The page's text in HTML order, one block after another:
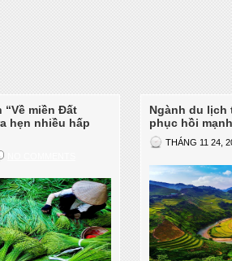
miền Đất
hẹn nhiều hấp
Ngành du lịch
phục hồi
THÁNG 11 24,